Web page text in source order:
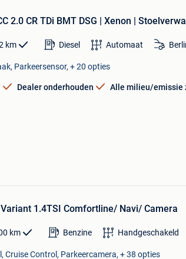
2.0 CR TDi BMT DSG | Xenon | Stoelverwa
km Diesel Automaat
Parkeersensor, + 20 opties
Dealer onderhouden Alle milieu/emissie
1.4TSI Comfortline/ Navi/ Camera
km Benzine Handgeschakeld
Cruise Control, Parkeercamera, + 38 opties